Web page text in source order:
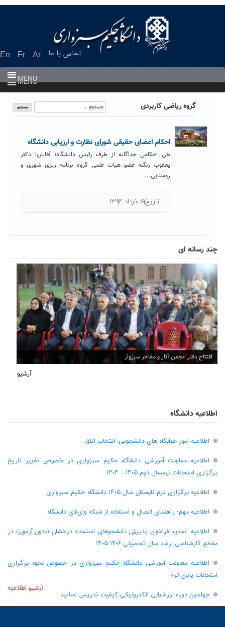
En Fr Ar تماس با ما
MENU
MENU
گروه ریاضی کاربردی
جستجو
برای:
احکام اعضای حقیقی شورای نظارت و ارزیابی دانشگاه
طی احکامی جداگانه از طرف رئیس دانشگاه؛ آقایان: دکتر
یعقوب زنگنه عضو هیات علمی گروه برنامه ریزی شهری و
روستایی...
تاریخ۱۹ خرداد ۱۳۹۴
چند رسانه ای
افتتاح دفتر انجمن آثار و مفاخر سبزوار
آرشیو
اطلاعیه دانشگاه
اطلاعیه امور خوابگاه های دانشجویی: انتخاب اتاق
اطلاعیه معاونت آموزشی دانشگاه حکیم سبزواری در خصوص تغییر تاریخ
برگزاری امتحانات نیمسال دوم ۱۴۰۵ – ۱۴۰۴
اطلاعیه برگزاری ترم تابستان سال ۱۴۰۵ دانشگاه حکیم سبزواری
اطلاعیه مهم؛ راهنمای اتصال و استفاده از شبکه وای‌فای دانشگاه
اطلاعیه: تمدید فراخوان پذیرش دانشجو‌های استعداد درخشان (بدون آزمون) در
مقطع کارشناسی ارشد سال تحصیلی ۱۴۰۶-۱۴۰۵
اطلاعیه معاونت آموزشی دانشگاه حکیم سبزواری در خصوص نحوه برگزاری
امتحانات پایان ترم
چهلمین دوره ارزشیابی الکترونیکی کیفیت تدریس اساتید
آرشیو اطلاعیه